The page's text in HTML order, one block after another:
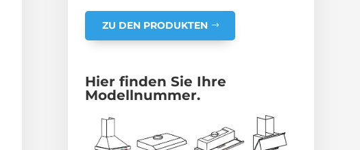
ZU DEN PRODUKTEN
Hier finden Sie Ihre
Modellnummer.